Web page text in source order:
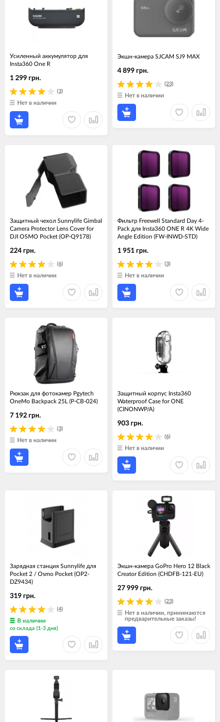
Усиленный аккумулятор для
Insta360 One R
(3)
1 299 грн.
Нет в наличии
Экшн-камера SJCAM SJ9 MAX
(23)
4 899 грн.
Нет в наличии
Защитный чехол Sunnylife Gimbal
Camera Protector Lens Cover for
DJI OSMO Pocket (OP-Q9178)
(6)
224 грн.
Нет в наличии
Фильтр Freewell Standard Day 4-
Pack для Insta360 ONE R 4K Wide
Angle Edition (FW-INWD-STD)
(3)
1 951 грн.
Нет в наличии
Рюкзак для фотокамер Pgytech
OneMo Backpack 25L (P-CB-024)
(3)
7 192 грн.
Нет в наличии
Защитный корпус Insta360
Waterproof Case for ONE
(CINONWP/A)
(6)
903 грн.
Нет в наличии
Зарядная станция Sunnylife для
Pocket 2 / Osmo Pocket (OP2-
DZ9434)
(4)
319 грн.
В наличии
со склада (1-3 дня)
Экшн-камера GoPro Hero 12 Black
Creator Edition (CHDFB-121-EU)
(23)
27 999 грн.
Нет в наличии, принимаются
предварительные заказы!